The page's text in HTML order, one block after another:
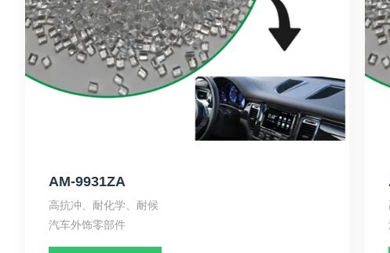
AM-9931ZA
高抗冲、耐化学、耐候
汽车外饰零部件